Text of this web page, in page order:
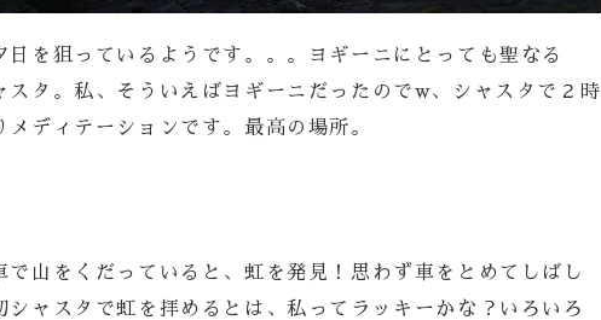
日を狙っているようです。。。ヨギーニにとっても聖なる
スタ。私、そういえばヨギーニだったのでw、シャスタで２時
メディテーションです。最高の場所。
で山をくだっていると、虹を発見！思わず車をとめてしばし
シャスタで虹を拝めるとは、私ってラッキーかな？いろいろ